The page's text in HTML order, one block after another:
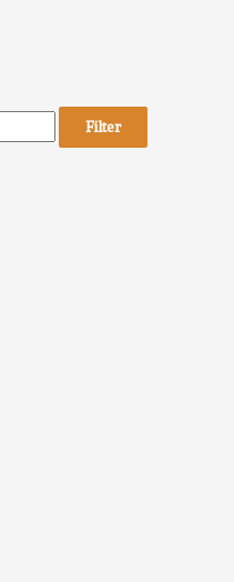
Filter